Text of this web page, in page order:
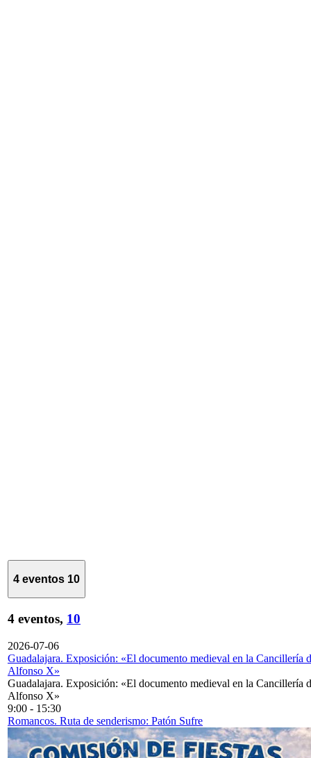
4 eventos 10
4 eventos, 10
2026-07-06
Guadalajara. Exposición: «El documento medieval en la Cancillería
Alfonso X»
Guadalajara. Exposición: «El documento medieval en la Cancillería
Alfonso X»
9:00 - 15:30
Romancos. Ruta de senderismo: Patón Sufre